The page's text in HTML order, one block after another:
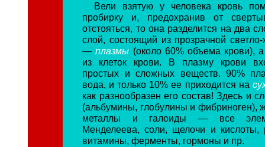
Вели взятую у человека кровь
пробирку и, предохранив от
отстояться, то она разделится на два
слой, состоящий из прозрачной
—плазмы (около 60% объема крови),
из клеток крови. В плазму крови
простых и сложных веществ. 90%
вода, и только 10% ее приходится на
как разнообразен его состав! Здесь и
(альбумины, глобулины и фибриноген),
металлы и галоиды — все
Менделеева, соли, щелочи и кислоты,
витамины, ферменты, гормоны и пр.